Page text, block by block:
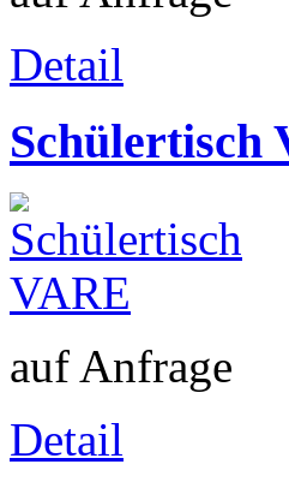
Detail
Schülertisch
auf Anfrage
Detail